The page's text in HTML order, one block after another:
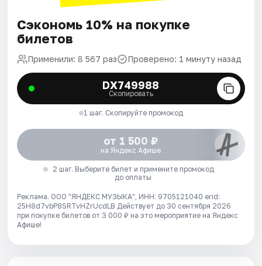
Сэкономь 10% на покупке
билетов
Применили: 8 567 раз Проверено: 1 минуту назад
DX749988
Скопировать
1 шаг. Скопируйте промокод
от 1 500 ₽
на Яндекс Афише
2 шаг. Выберите билет и примените промокод
до оплаты
Реклама. ООО "ЯНДЕКС МУЗЫКА", ИНН: 9705121040 erid:
25H8d7vbP8SRTvHZrUcdLB Действует до 30 сентября 2026
при покупке билетов от 3 000 ₽ на это мероприятие на Яндекс
Афише!